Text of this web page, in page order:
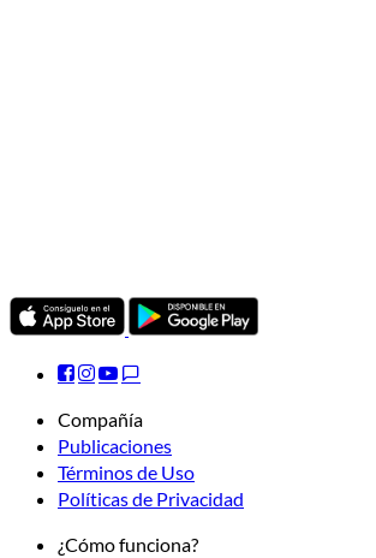
Compañía
Publicaciones
Términos de Uso
Políticas de Privacidad
¿Cómo funciona?